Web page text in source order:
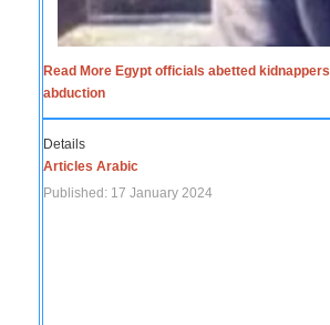
Read More Egypt officials abetted
abduction
Details
Articles Arabic
Published: 17 January 2024